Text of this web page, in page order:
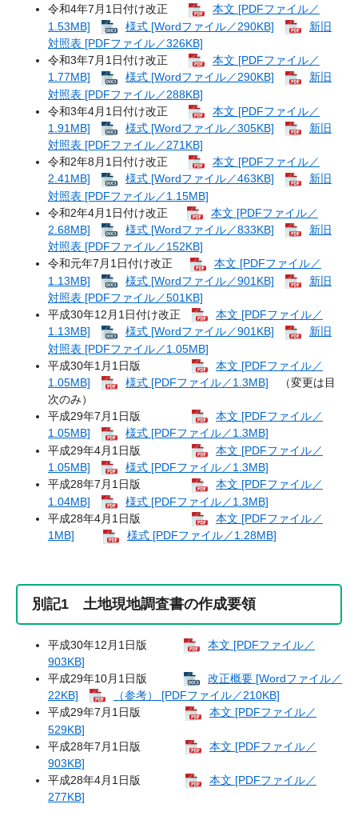
令和4年7月1日付け改正
本文 [PDFファイル／
1.53MB]
様式 [Wordファイル／290KB]
新旧
対照表 [PDFファイル／326KB]
令和3年7月1日付け改正
本文 [PDFファイル／
1.77MB]
様式 [Wordファイル／290KB]
新旧
対照表 [PDFファイル／288KB]
令和3年4月1日付け改正
本文 [PDFファイル／
1.91MB]
様式 [Wordファイル／305KB]
新旧
対照表 [PDFファイル／271KB]
令和2年8月1日付け改正
本文 [PDFファイル／
2.41MB]
様式 [Wordファイル／463KB]
新旧
対照表 [PDFファイル／1.15MB]
令和2年4月1日付け改正
本文 [PDFファイル／
2.68MB]
様式 [Wordファイル／833KB]
新旧
対照表 [PDFファイル／152KB]
令和元年7月1日付け改正
本文 [PDFファイル／
1.13MB]
様式 [Wordファイル／901KB]
新旧
対照表 [PDFファイル／501KB]
平成30年12月1日付け改正
本文 [PDFファイル／
1.13MB]
様式 [Wordファイル／901KB]
新旧
対照表 [PDFファイル／1.05MB]
平成30年1月1日版
本文 [PDFファイル／
1.05MB]
様式 [PDFファイル／1.3MB] （変更は目
次のみ）
平成29年7月1日版
本文 [PDFファイル／
1.05MB]
様式 [PDFファイル／1.3MB]
平成29年4月1日版
本文 [PDFファイル／
1.05MB]
様式 [PDFファイル／1.3MB]
平成28年7月1日版
本文 [PDFファイル／
1.04MB]
様式 [PDFファイル／1.3MB]
平成28年4月1日版
本文 [PDFファイル／
1MB]
様式 [PDFファイル／1.28MB]
別記1 土地現地調査書の作成要領
平成30年12月1日版
本文 [PDFファイル／
903KB]
平成29年10月1日版
改正概要 [Wordファイル／
22KB]
（参考） [PDFファイル／210KB]
平成29年7月1日版
本文 [PDFファイル／
529KB]
平成28年7月1日版
本文 [PDFファイル／
903KB]
平成28年4月1日版
本文 [PDFファイル／
277KB]